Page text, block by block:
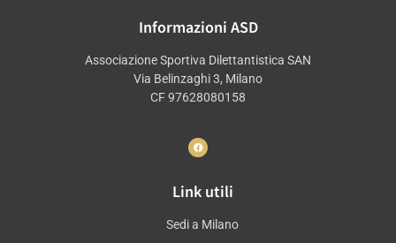
Informazioni ASD
Associazione Sportiva Dilettantistica SAN
Via Belinzaghi 3, Milano
CF 97628080158
Link utili
Sedi a Milano